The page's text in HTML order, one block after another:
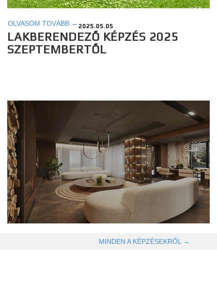
OLVASOM TOVÁBB → 2025.05.05
LAKBERENDEZŐ KÉPZÉS 2025
SZEPTEMBERTŐL
MINDEN A KÉPZÉSEKRŐL →